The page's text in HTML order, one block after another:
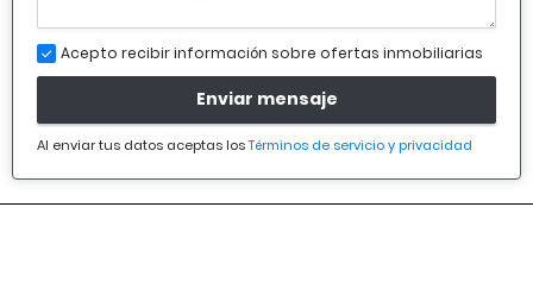
Acepto recibir información sobre ofertas inmobiliarias
Enviar mensaje
Al enviar tus datos aceptas losTérminos de servicio y privacidad